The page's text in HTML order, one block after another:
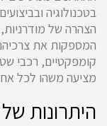
בטכנולוגיה
הצהרה של
המספקות את
קומפקטיים, רכבי
מציעה משהו לכל
היתרונות